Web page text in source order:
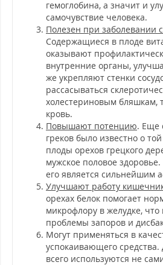
гемоглобина, а значит и
самочувствие человека.
Полезен при заболевании
Содержащиеся в плоде
оказывают
внутренние органы,
же укрепляют стенки
рассасываться
холестериновым
кровь.
Повышают потенцию. Еще
греков было известно о
плоды орехов грецкого
мужское половое
его является сильнейшим
Улучшают работу
орехах белок помогает
микрофлору в желудке, что
проблемы запоров и
Могут применяться в
успокаивающего
всего используются не